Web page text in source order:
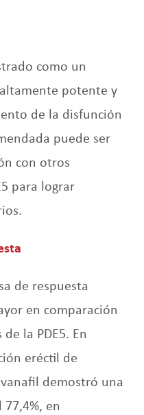
como un
potente y
de la disfunción
puede ser
con otros
para lograr
de respuesta
en comparación
la PDE5. En
eréctil de
demostró una
en